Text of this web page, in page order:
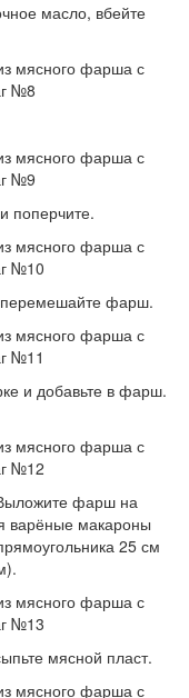
масло, вбейте
поперчите.
перемешайте фарш.
и добавьте в фарш.
фарш на
варёные макароны
25 см
мясной пласт.